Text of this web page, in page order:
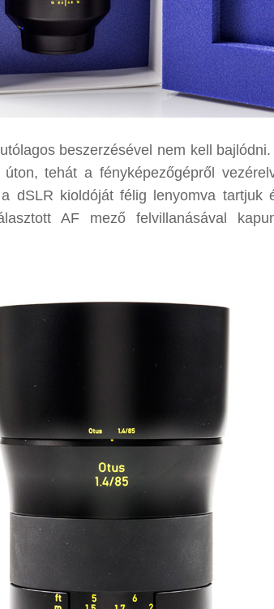
beszerzésével nem kell bajlódni.
tehát a fényképezőgépről
dSLR kioldóját félig lenyomva tartjuk
AF mező felvillanásával